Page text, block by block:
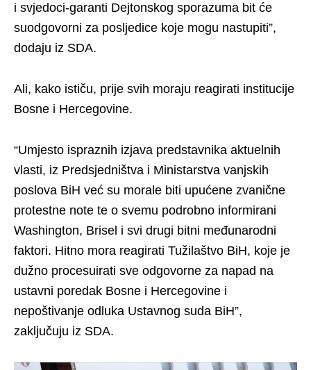
i svjedoci-garanti Dejtonskog sporazuma bit će
suodgovorni za posljedice koje mogu nastupiti”,
dodaju iz SDA.
Ali, kako ističu, prije svih moraju reagirati institucije
Bosne i Hercegovine.
“Umjesto ispraznih izjava predstavnika aktuelnih
vlasti, iz Predsjedništva i Ministarstva vanjskih
poslova BiH već su morale biti upućene zvanične
protestne note te o svemu podrobno informirani
Washington, Brisel i svi drugi bitni međunarodni
faktori. Hitno mora reagirati Tužilaštvo BiH, koje je
dužno procesuirati sve odgovorne za napad na
ustavni poredak Bosne i Hercegovine i
nepoštivanje odluka Ustavnog suda BiH”,
zaključuju iz SDA.